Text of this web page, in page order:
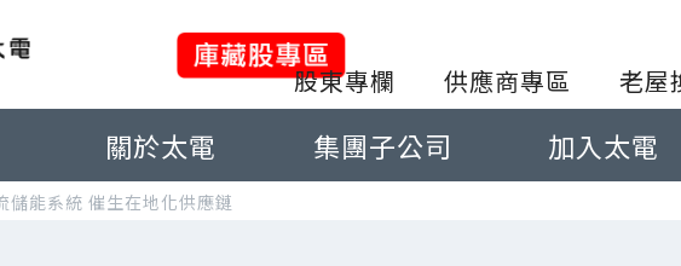
股東專欄 供應商專區 老屋
關於太電 集團子公司 加入太電
儲能系統 催生在地化供應鏈